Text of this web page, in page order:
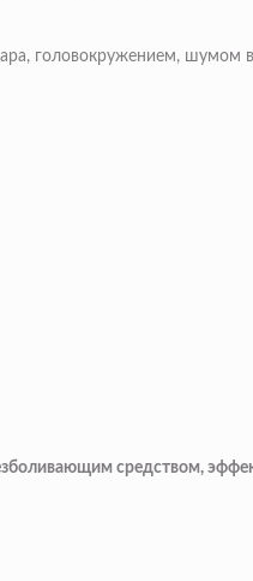
головокружением,
средством,